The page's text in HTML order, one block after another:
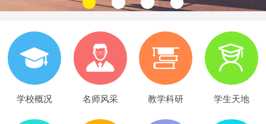
学校概况 名师风采 教学科研 学生天地